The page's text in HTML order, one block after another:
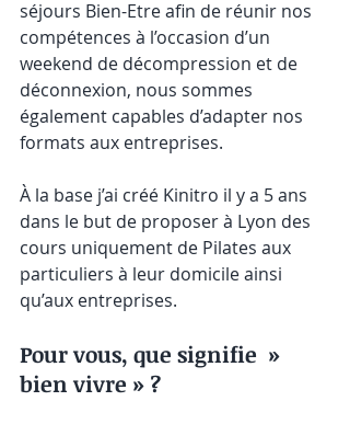
séjours Bien-Etre afin de réunir nos
compétences à l’occasion d’un
weekend de décompression et de
déconnexion, nous sommes
également capables d’adapter nos
formats aux entreprises.
À la base j’ai créé Kinitro il y a 5 ans
dans le but de proposer à Lyon des
cours uniquement de Pilates aux
particuliers à leur domicile ainsi
qu’aux entreprises.
Pour vous, que signifie  »
bien vivre » ?